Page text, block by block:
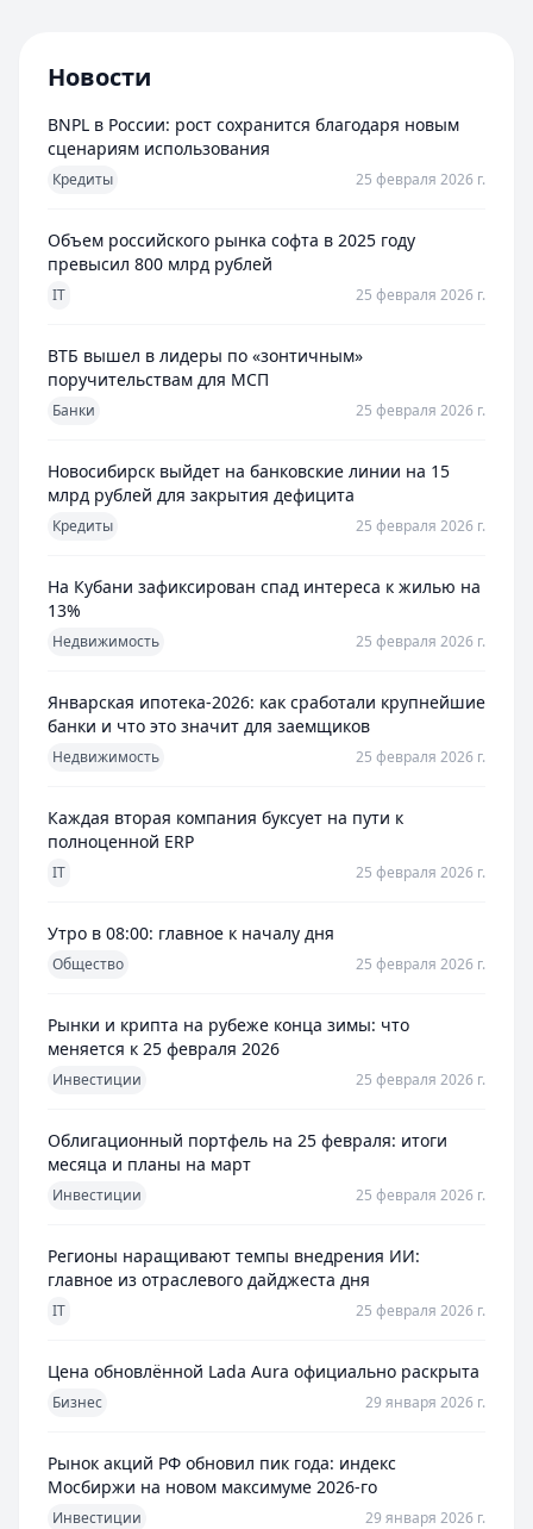
Новости
BNPL в России: рост сохранится благодаря новым
сценариям использования
Кредиты 25 февраля 2026 г.
Объем российского рынка софта в 2025 году
превысил 800 млрд рублей
IT 25 февраля 2026 г.
ВТБ вышел в лидеры по «зонтичным»
поручительствам для МСП
Банки 25 февраля 2026 г.
Новосибирск выйдет на банковские линии на 15
млрд рублей для закрытия дефицита
Кредиты 25 февраля 2026 г.
На Кубани зафиксирован спад интереса к жилью на
13%
Недвижимость 25 февраля 2026 г.
Январская ипотека-2026: как сработали крупнейшие
банки и что это значит для заемщиков
Недвижимость 25 февраля 2026 г.
Каждая вторая компания буксует на пути к
полноценной ERP
IT 25 февраля 2026 г.
Утро в 08:00: главное к началу дня
Общество 25 февраля 2026 г.
Рынки и крипта на рубеже конца зимы: что
меняется к 25 февраля 2026
Инвестиции 25 февраля 2026 г.
Облигационный портфель на 25 февраля: итоги
месяца и планы на март
Инвестиции 25 февраля 2026 г.
Регионы наращивают темпы внедрения ИИ:
главное из отраслевого дайджеста дня
IT 25 февраля 2026 г.
Цена обновлённой Lada Aura официально раскрыта
Бизнес 29 января 2026 г.
Рынок акций РФ обновил пик года: индекс
Мосбиржи на новом максимуме 2026-го
Инвестиции 29 января 2026 г.